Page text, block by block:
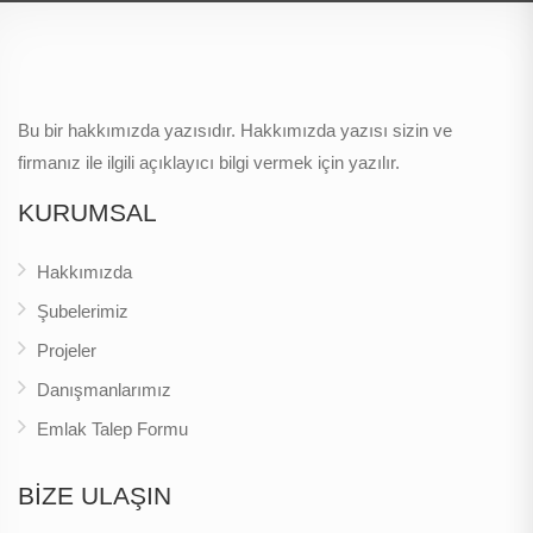
Bu bir hakkımızda yazısıdır. Hakkımızda yazısı sizin ve
firmanız ile ilgili açıklayıcı bilgi vermek için yazılır.
KURUMSAL
Hakkımızda
Şubelerimiz
Projeler
Danışmanlarımız
Emlak Talep Formu
BİZE ULAŞIN